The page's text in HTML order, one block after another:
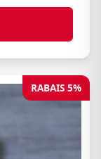
RABAIS 5%